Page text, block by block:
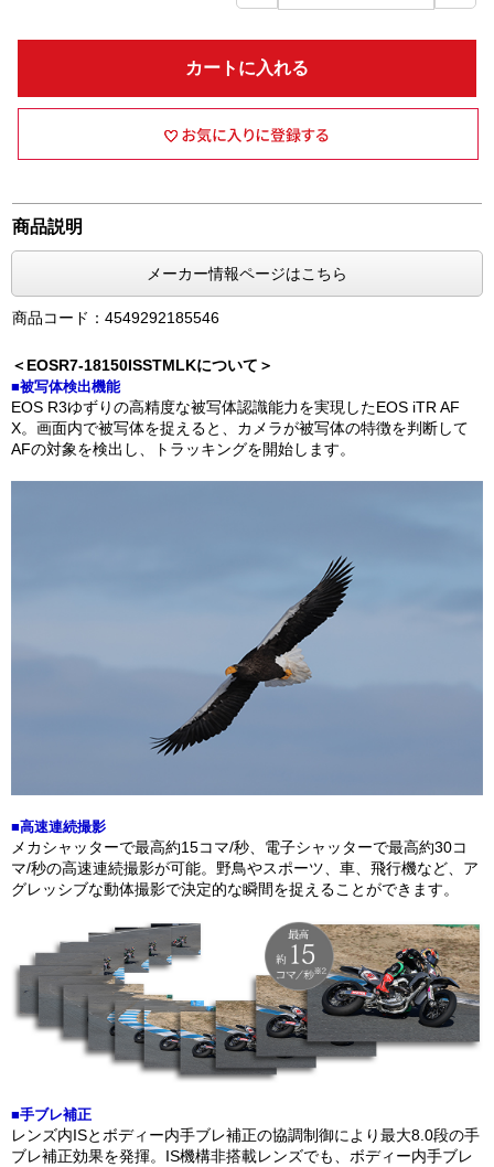
カートに入れる
商品説明
メーカー情報ページはこちら
商品コード：4549292185546
＜EOSR7-18150ISSTMLKについて＞
■被写体検出機能
EOS R3ゆずりの高精度な被写体認識能力を実現したEOS iTR AF
X。画面内で被写体を捉えると、カメラが被写体の特徴を判断して
AFの対象を検出し、トラッキングを開始します。
■高速連続撮影
メカシャッターで最高約15コマ/秒、電子シャッターで最高約30コ
マ/秒の高速連続撮影が可能。野鳥やスポーツ、車、飛行機など、ア
グレッシブな動体撮影で決定的な瞬間を捉えることができます。
■手ブレ補正
レンズ内ISとボディー内手ブレ補正の協調制御により最大8.0段の手
ブレ補正効果を発揮。IS機構非搭載レンズでも、ボディー内手ブレ